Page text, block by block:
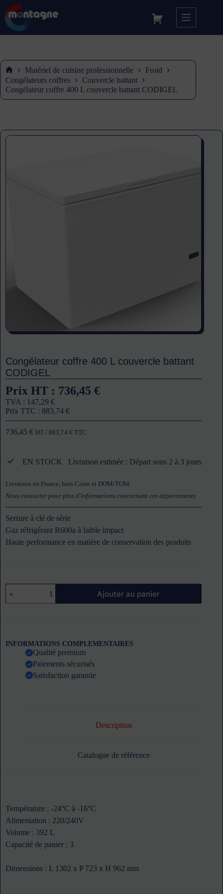
Accueil
Matériel de cuisine professionnelle
Froid
Congélateurs coffres
Couvercle battant
Congélateur coffre 400 L couvercle battant CODIGEL
Congélateur coffre 400 L couvercle battant
CODIGEL
Prix HT : 736,45 €
TVA : 147,29 €
Prix TTC : 883,74 €
736,45 € HT / 883,74 € TTC
EN STOCK Livraison estimée : Départ sous 2 à 3 jours
Livraison en France, hors Corse et DOM/TOM.
Nous contacter pour plus d'informations concernant ces départements.
Serrure à clé de série
Gaz réfrigérant R600a à faible impact
Haute performance en matière de conservation des produits
quantité
de
Congélateur
battant
CODIGEL
Ajouter au panier
INFORMATIONS COMPLEMENTAIRES
Qualité premium
Paiements sécurisés
Satisfaction garantie
Description
Catalogue de référence
Température : -24°C à -16°C
Alimentation : 220/240V
Volume : 392 L
Capacité de panier : 3
Dimensions : L 1302 x P 723 x H 962 mm